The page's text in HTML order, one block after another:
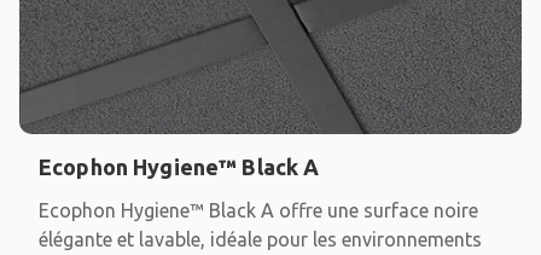
Ecophon Hygiene™ Black A
Ecophon Hygiene™ Black A offre une surface noire
élégante et lavable, idéale pour les environnements